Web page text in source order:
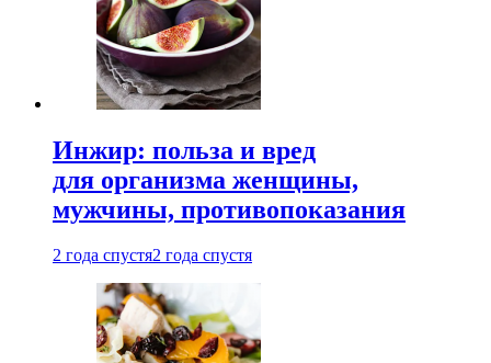
Инжир: польза и вред
для организма женщины,
мужчины, противопоказания
2 года спустя2 года спустя